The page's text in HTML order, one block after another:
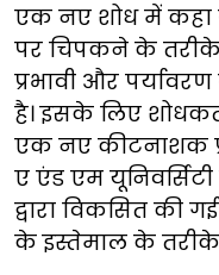
एक नए शोध में कहा
पर चिपकने के
प्रभावी और
है। इसके लिए
एक नए कीटनाशक
ए एंड एम
द्वारा विकसित की
के इस्तेमाल के